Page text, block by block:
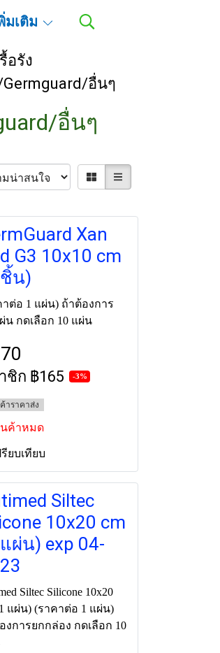
มเติม
อรัง
อื่นๆ
อื่นๆ
Xan
G3 10x10 cm
น)
าต่อ 1 แผ่น) ถ้าต้องการ
น กดเลือก 10 แผ่น
ชิก ฿165 -3%
าราคาส่ง
ค้าหมด
รียบเทียบ
Siltec
10x20 cm
ผ่น) exp 04-
Siltec Silicone 10x20
แผ่น) (ราคาต่อ 1 แผ่น)
งการยกกล่อง กดเลือก 10